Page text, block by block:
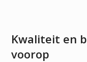
Kwaliteit en
voorop